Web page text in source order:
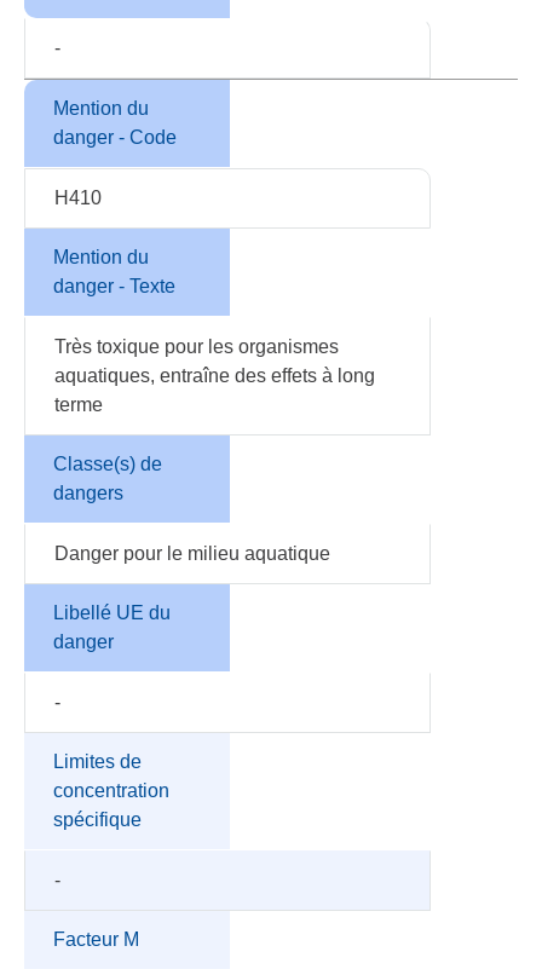
-
Mention du
danger - Code
H410
Mention du
danger - Texte
Très toxique pour les organismes
aquatiques, entraîne des effets à long
terme
Classe(s) de
dangers
Danger pour le milieu aquatique
Libellé UE du
danger
-
Limites de
concentration
spécifique
-
Facteur M